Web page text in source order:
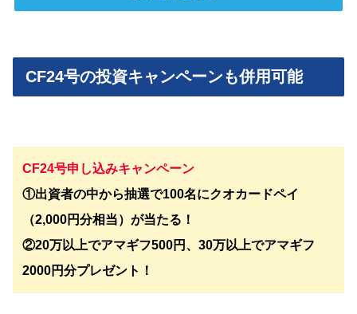
CF24号の投資キャンペーンも併用可能
CF24号申し込みキャンペーン
①出資者の中から抽選で100名にクオカードペイ
（2,000円分相当）が当たる！
②20万以上でアマギフ500円、30万以上でアマギフ
2000円分プレゼント！